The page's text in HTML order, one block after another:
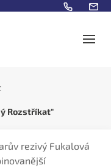
Rozstříkat"
rezivý Fukalová